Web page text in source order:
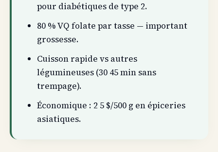
pour diabétiques de type 2.
80 % VQ folate par tasse — important
grossesse.
Cuisson rapide vs autres
légumineuses (30 45 min sans
trempage).
Économique : 2 5 $/500 g en épiceries
asiatiques.